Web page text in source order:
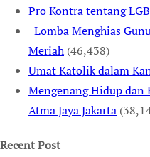
Pro Kontra tentang
Lomba Menghias
Meriah (46,438)
Umat Katolik dalam
Mengenang Hidup dan
Atma Jaya Jakarta
Recent Post